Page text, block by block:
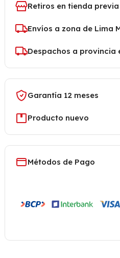
Retiros en tienda
Envíos a zona de Lima
Despachos a provincia
Garantía 12 meses
Producto nuevo
Métodos de Pago